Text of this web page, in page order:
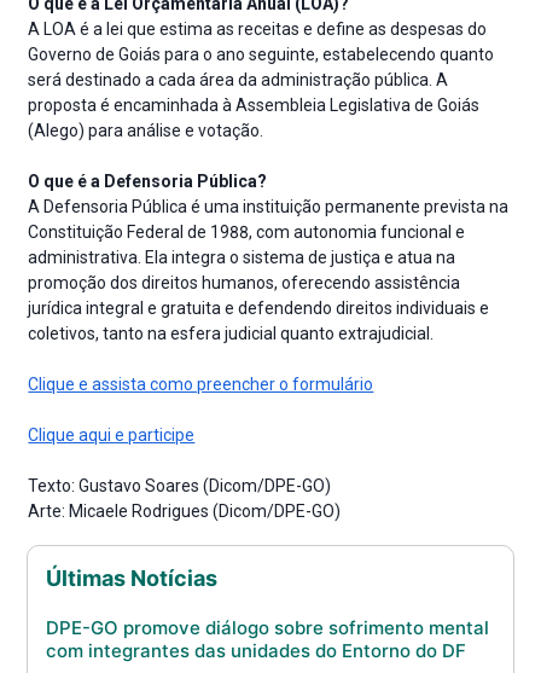
A LOA é a lei que estima as receitas e define as despesas do
Governo de Goiás para o ano seguinte, estabelecendo quanto
será destinado a cada área da administração pública. A
proposta é encaminhada à Assembleia Legislativa de Goiás
(Alego) para análise e votação.
O que é a Defensoria Pública?
A Defensoria Pública é uma instituição permanente prevista na
Constituição Federal de 1988, com autonomia funcional e
administrativa. Ela integra o sistema de justiça e atua na
promoção dos direitos humanos, oferecendo assistência
jurídica integral e gratuita e defendendo direitos individuais e
coletivos, tanto na esfera judicial quanto extrajudicial.
Clique e assista como preencher o formulário
Clique aqui e participe
Texto: Gustavo Soares (Dicom/DPE-GO)
Arte: Micaele Rodrigues (Dicom/DPE-GO)
Últimas Notícias
DPE-GO promove diálogo sobre sofrimento mental
com integrantes das unidades do Entorno do DF